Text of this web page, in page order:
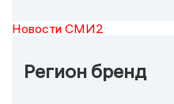
Новости СМИ2
Регион бренд